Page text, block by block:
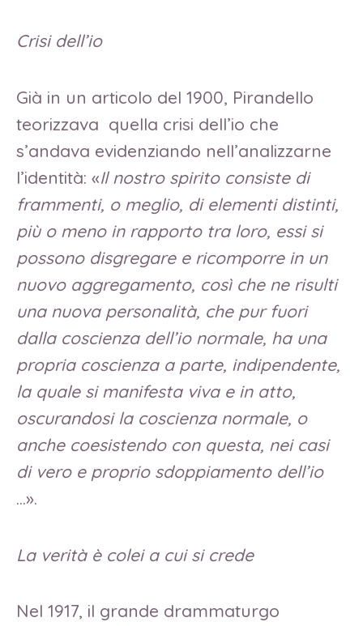
Crisi dell’io
Già in un articolo del 1900, Pirandello
teorizzava quella crisi dell’io che
s’andava evidenziando nell’analizzarne
l’identità: «Il nostro spirito consiste di
frammenti, o meglio, di elementi distinti,
più o meno in rapporto tra loro, essi si
possono disgregare e ricomporre in un
nuovo aggregamento, così che ne risulti
una nuova personalità, che pur fuori
dalla coscienza dell’io normale, ha una
propria coscienza a parte, indipendente,
la quale si manifesta viva e in atto,
oscurandosi la coscienza normale, o
anche coesistendo con questa, nei casi
di vero e proprio sdoppiamento dell’io
…».
La verità è colei a cui si crede
Nel 1917, il grande drammaturgo